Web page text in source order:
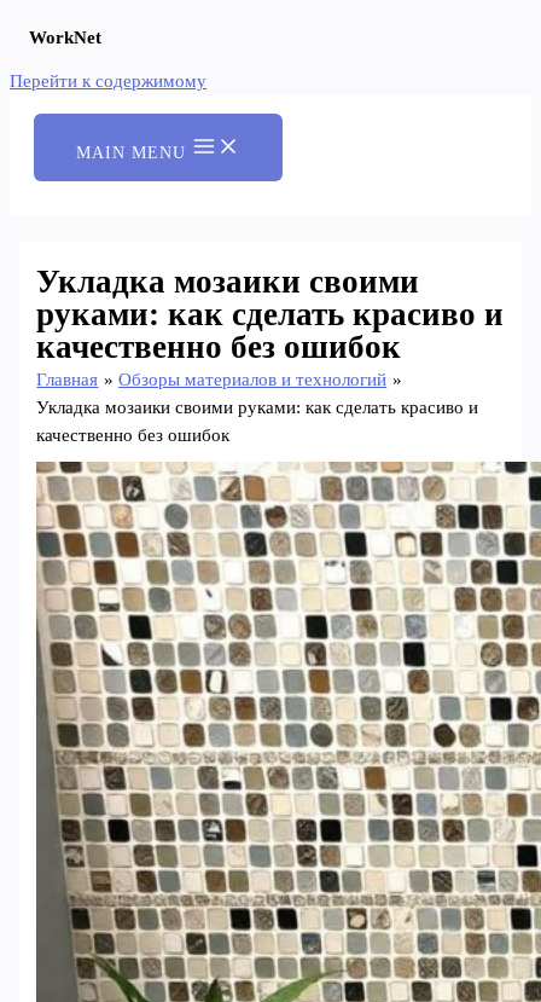
WorkNet
Перейти к содержимому
MAIN MENU
Укладка мозаики своими
руками: как сделать красиво и
качественно без ошибок
Главная
Обзоры материалов и технологий
Укладка мозаики своими руками: как сделать красиво и
качественно без ошибок